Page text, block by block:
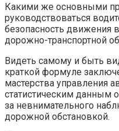
Какими же основными
руководствоваться
безопасность движения
дорожно-транспортной
Видеть самому и быть
краткой формуле
мастерства управления
статистическим данным
за невнимательного
дорожной обстановкой.